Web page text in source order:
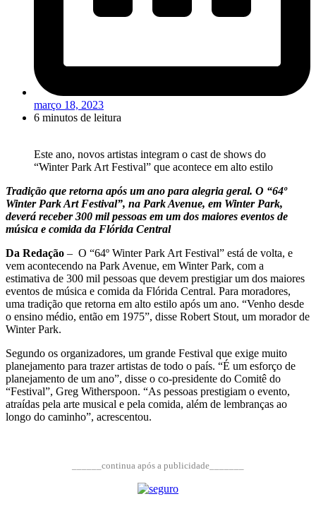
março 18, 2023
6 minutos de leitura
Este ano, novos artistas integram o cast de shows do
“Winter Park Art Festival” que acontece em alto estilo
Tradição que retorna após um ano para alegria geral. O “64º
Winter Park Art Festival”, na Park Avenue, em Winter Park,
deverá receber 300 mil pessoas em um dos maiores eventos de
música e comida da Flórida Central
Da Redação – O “64º Winter Park Art Festival” está de volta, e
vem acontecendo na Park Avenue, em Winter Park, com a
estimativa de 300 mil pessoas que devem prestigiar um dos maiores
eventos de música e comida da Flórida Central. Para moradores,
uma tradição que retorna em alto estilo após um ano. “Venho desde
o ensino médio, então em 1975”, disse Robert Stout, um morador de
Winter Park.
Segundo os organizadores, um grande Festival que exige muito
planejamento para trazer artistas de todo o país. “É um esforço de
planejamento de um ano”, disse o co-presidente do Comitê do
“Festival”, Greg Witherspoon. “As pessoas prestigiam o evento,
atraídas pela arte musical e pela comida, além de lembranças ao
longo do caminho”, acrescentou.
______continua após a publicidade_______